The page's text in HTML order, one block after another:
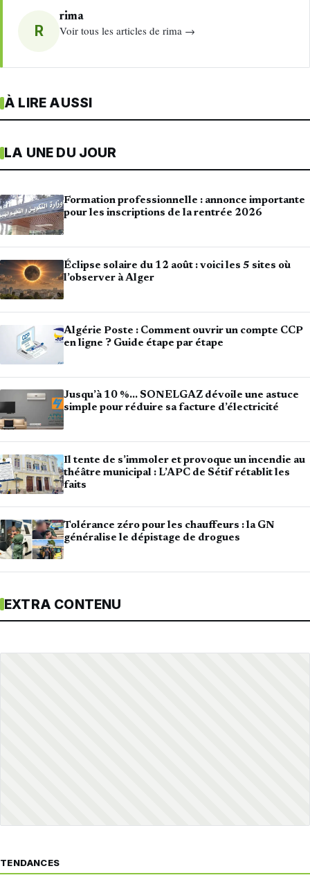
R
rima
Voir tous les articles de rima →
À LIRE AUSSI
LA UNE DU JOUR
Formation professionnelle : annonce importante
pour les inscriptions de la rentrée 2026
Éclipse solaire du 12 août : voici les 5 sites où
l’observer à Alger
Algérie Poste : Comment ouvrir un compte CCP
en ligne ? Guide étape par étape
Jusqu’à 10 %… SONELGAZ dévoile une astuce
simple pour réduire sa facture d’électricité
Il tente de s’immoler et provoque un incendie au
théâtre municipal : L’APC de Sétif rétablit les
faits
Tolérance zéro pour les chauffeurs : la GN
généralise le dépistage de drogues
EXTRA CONTENU
TENDANCES